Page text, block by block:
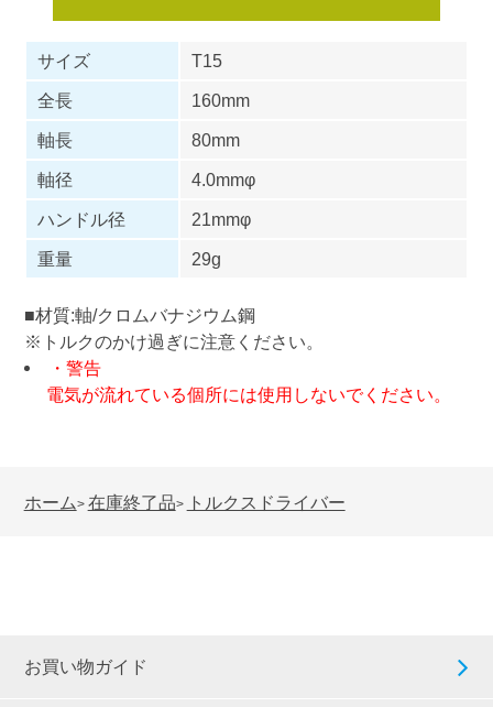
サイズ
T15
全長
160mm
軸長
80mm
軸径
4.0mmφ
ハンドル径
21mmφ
重量
29g
■材質:軸/クロムバナジウム鋼
※トルクのかけ過ぎに注意ください。
・警告
電気が流れている個所には使用しないでください。
ホーム> 在庫終了品> トルクスドライバー
お買い物ガイド